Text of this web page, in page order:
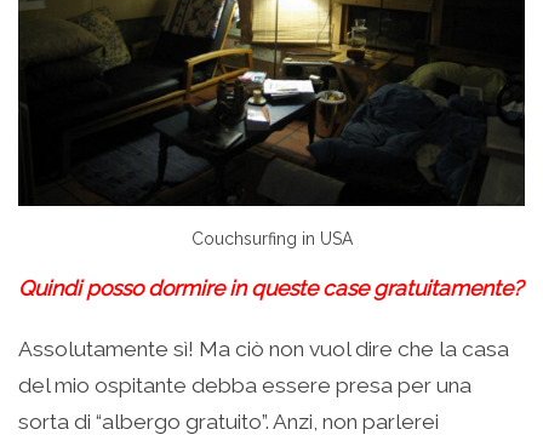
Couchsurfing in USA
Quindi posso dormire in queste case gratuitamente?
Assolutamente sì! Ma ciò non vuol dire che la casa
del mio ospitante debba essere presa per una
sorta di “albergo gratuito”. Anzi, non parlerei